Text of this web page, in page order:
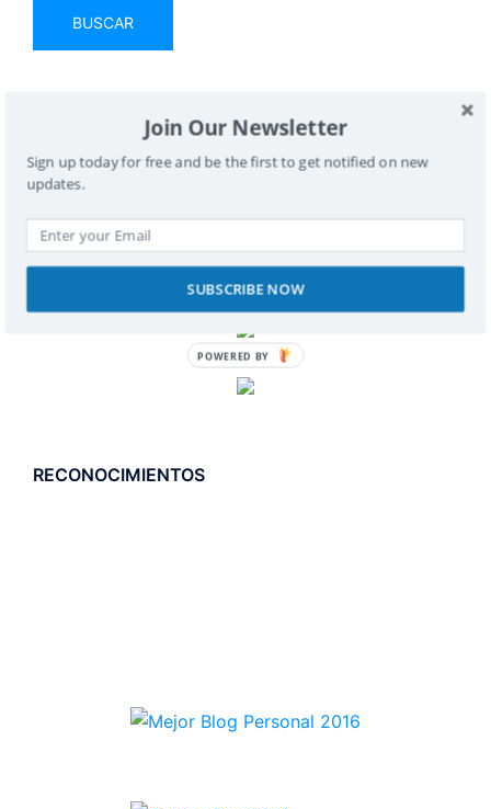
SPONSORS
RECONOCIMIENTOS
Join Our Newsletter
Sign up today for free and be the first to get notified on new
updates.
SUBSCRIBE NOW
POWERED BY